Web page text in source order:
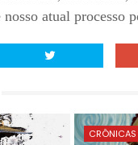
nosso atual processo
CRÔNICAS